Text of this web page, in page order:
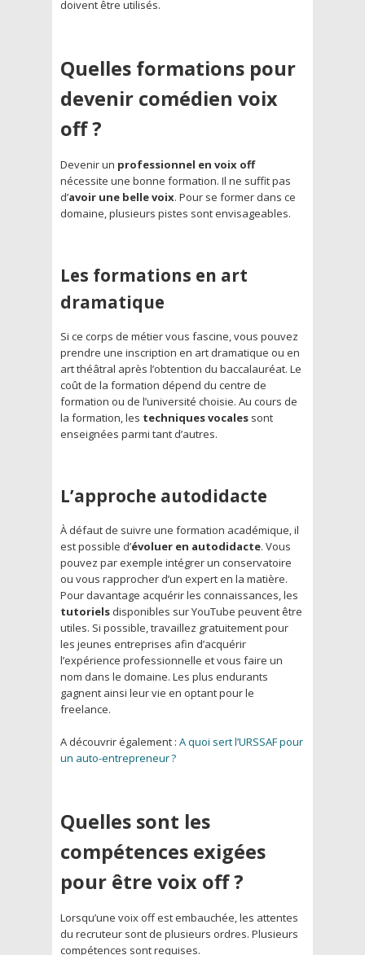
doivent être utilisés.
Quelles formations pour
devenir comédien voix
off ?
Devenir un professionnel en voix off
nécessite une bonne formation. Il ne suffit pas
d’avoir une belle voix. Pour se former dans ce
domaine, plusieurs pistes sont envisageables.
Les formations en art
dramatique
Si ce corps de métier vous fascine, vous pouvez
prendre une inscription en art dramatique ou en
art théâtral après l’obtention du baccalauréat. Le
coût de la formation dépend du centre de
formation ou de l’université choisie. Au cours de
la formation, les techniques vocales sont
enseignées parmi tant d’autres.
L’approche autodidacte
À défaut de suivre une formation académique, il
est possible d’évoluer en autodidacte. Vous
pouvez par exemple intégrer un conservatoire
ou vous rapprocher d’un expert en la matière.
Pour davantage acquérir les connaissances, les
tutoriels disponibles sur YouTube peuvent être
utiles. Si possible, travaillez gratuitement pour
les jeunes entreprises afin d’acquérir
l’expérience professionnelle et vous faire un
nom dans le domaine. Les plus endurants
gagnent ainsi leur vie en optant pour le
freelance.
A découvrir également : A quoi sert l’URSSAF pour
un auto-entrepreneur ?
Quelles sont les
compétences exigées
pour être voix off ?
Lorsqu’une voix off est embauchée, les attentes
du recruteur sont de plusieurs ordres. Plusieurs
compétences sont requises.